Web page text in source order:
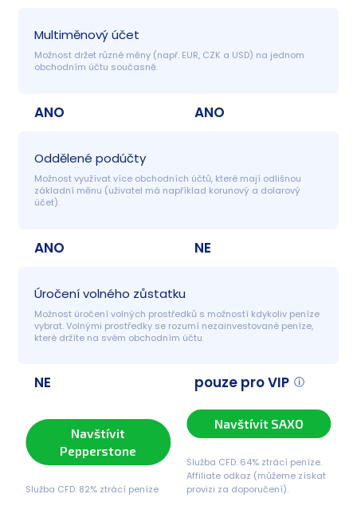
Multiměnový účet
Možnost držet různé měny (např. EUR, CZK a USD) na jednom
obchodním účtu současně.
ANO ANO
Oddělené podúčty
Možnost využívat více obchodních účtů, které mají odlišnou
základní měnu (uživatel má například korunový a dolarový
účet).
ANO NE
Úročení volného zůstatku
Možnost úročení volných prostředků s možností kdykoliv peníze
vybrat. Volnými prostředky se rozumí nezainvestované peníze,
které držíte na svém obchodním účtu.
NE pouze pro VIP
Navštívit
Pepperstone
Služba CFD. 82% ztrácí peníze
Navštívit SAXO
Služba CFD. 64% ztrácí peníze.
Affiliate odkaz (můžeme získat
provizi za doporučení).